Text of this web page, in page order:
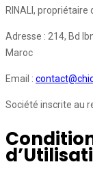
RINALI, propriétaire
Adresse : 214, Bd
Maroc
Email :
Société inscrite au